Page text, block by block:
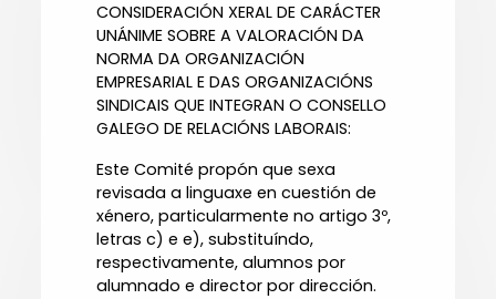
CONSIDERACIÓN XERAL DE CARÁCTER
UNÁNIME SOBRE A VALORACIÓN DA
NORMA DA ORGANIZACIÓN
EMPRESARIAL E DAS ORGANIZACIÓNS
SINDICAIS QUE INTEGRAN O CONSELLO
GALEGO DE RELACIÓNS LABORAIS:
Este Comité propón que sexa
revisada a linguaxe en cuestión de
xénero, particularmente no artigo 3º,
letras c) e e), substituíndo,
respectivamente, alumnos por
alumnado e director por dirección.